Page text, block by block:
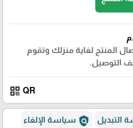
المنتج لغاية منزلك وتقوم
التوصيل.
QR
qr_code
التبديل policy سياسة الإلغاء